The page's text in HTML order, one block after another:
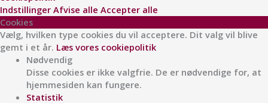
Indstillinger Afvise alle Accepter alle
Cookies
Vælg, hvilken type cookies du vil acceptere. Dit valg vil blive
gemt i et år. Læs vores cookiepolitik
Nødvendig
Disse cookies er ikke valgfrie. De er nødvendige for, at
hjemmesiden kan fungere.
Statistik